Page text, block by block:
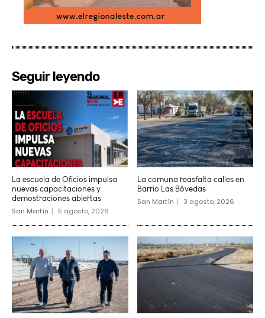
Seguir leyendo
La escuela de Oficios impulsa
nuevas capacitaciones y
demostraciones abiertas
San Martín 5 agosto, 2026
La comuna reasfalta calles en
Barrio Las Bóvedas
San Martín 3 agosto, 2026